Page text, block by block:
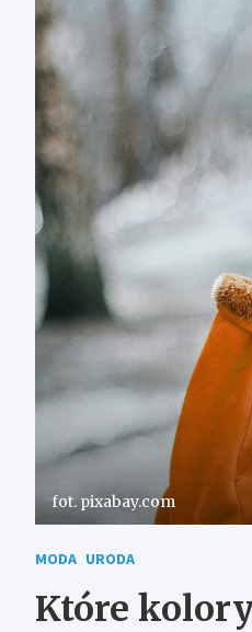
fot. pixabay.com
MODA URODA
Które